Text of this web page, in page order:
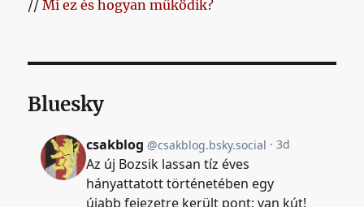
//Mi ez és hogyan működik?
Bluesky